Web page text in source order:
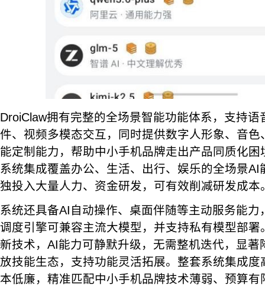
DroiClaw拥有完整的全场景智能功能体系，支持语
件、视频多模态交互，同时提供数字人形象、音
能定制能力，帮助中小手机品牌走出产品同质化
系统集成覆盖办公、生活、出行、娱乐的全场景AI
独投入大量人力、资金研发，可有效削减研发成本
系统还具备AI自动操作、桌面伴随等主动服务能力
调度引擎可兼容主流大模型，并支持私有模型部署
新技术，AI能力可静默升级，无需整机迭代，显著
放技能生态，支持功能灵活拓展。整套系统集成
本低廉，精准匹配中小手机品牌技术薄弱、预算